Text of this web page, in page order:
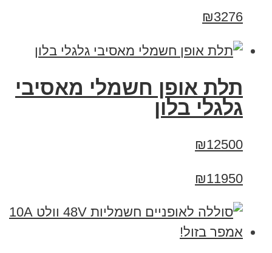
₪3276
תלת אופן חשמלי מאסיבי
גלגלי בלון
₪12500
₪11950